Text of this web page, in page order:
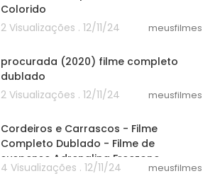
Colorido
2 Visualizações . 12/11/24
meusfilmes
procurada (2020) filme completo
dublado
2 Visualizações . 12/11/24
meusfilmes
Cordeiros e Carrascos - Filme
Completo Dublado - Filme de
suspense Adrenalina Freezone
4 Visualizações . 12/11/24 meusfilmes